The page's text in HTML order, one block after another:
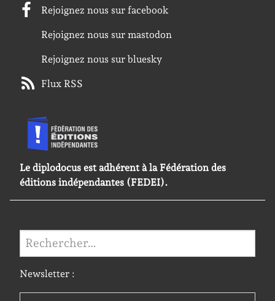
Rejoignez nous sur facebook
Rejoignez nous sur mastodon
Rejoignez nous sur bluesky
Flux RSS
Le diplodocus est adhérent à la Fédération des
éditions indépendantes (FEDEI).
Rechercher :
Newsletter :